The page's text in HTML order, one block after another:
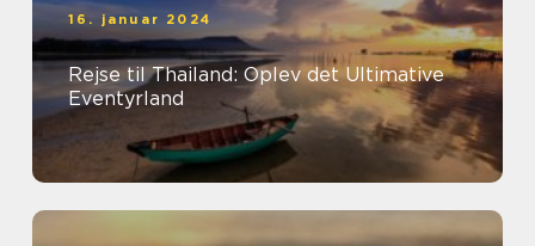
16. januar 2024
Rejse til Thailand: Oplev det Ultimative
Eventyrland